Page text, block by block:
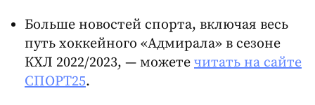
Больше новостей спорта, включая весь
путь хоккейного «Адмирала» в сезоне
КХЛ 2022/2023, — можете читать на сайте
СПОРТ25.